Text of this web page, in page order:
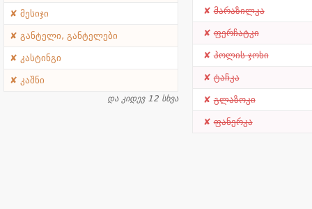
მესიჯი
განტელი, განტელები
კასტინგი
კაშნი
და კიდევ 12 სხვა
მარაზილკა
ფერჩატკი
პოლის ჯოხი
ტაჩკა
გლაზოკი
ფანერკა